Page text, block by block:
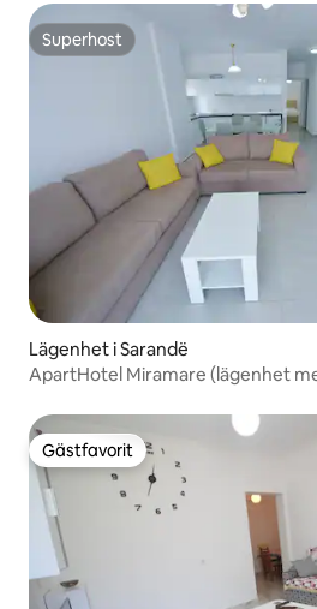
Superhost
Superhost
Lägenhet i Sarandë
ApartHotel Miramare (lägenhet
Gästfavorit
Gästfavorit